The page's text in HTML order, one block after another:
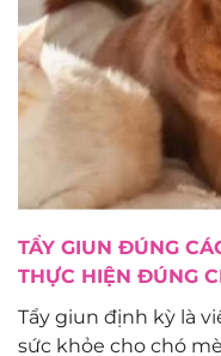
TẨY GIUN ĐÚNG
THỰC HIỆN ĐÚNG
Tẩy giun định kỳ là
sức khỏe cho chó